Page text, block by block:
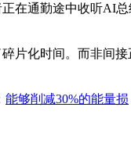
在通勤途中收听AI
化时间。而非间接
能够削减30%的能量损